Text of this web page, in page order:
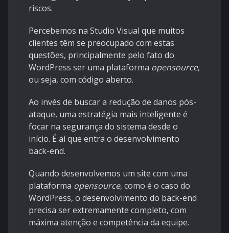
riscos.
Percebemos na Studio Visual que muitos
clientes têm se preocupado com estas
questões, principalmente pelo fato do
WordPress ser uma plataforma opensource,
ou seja, com código aberto.
Ao invés de buscar a redução de danos pós-
ataque, uma estratégia mais inteligente é
focar na segurança do sistema desde o
início. É aí que entra o desenvolvimento
back-end.
Quando desenvolvemos um site com uma
plataforma opensource, como é o caso do
WordPress, o desenvolvimento do back-end
precisa ser extremamente completo, com
máxima atenção e competência da equipe.